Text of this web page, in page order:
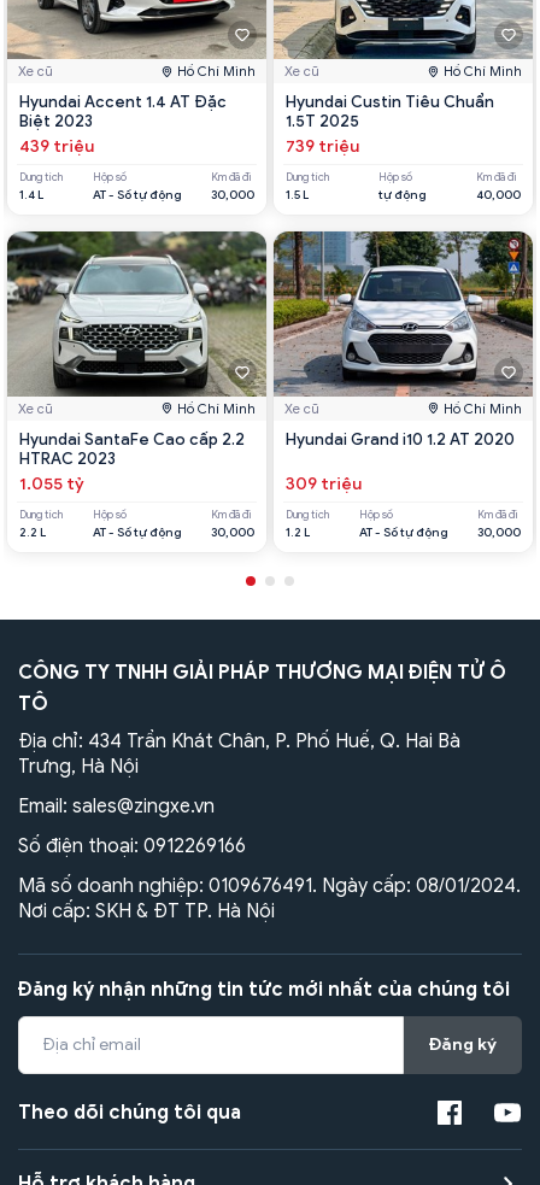
Xe cũ Hồ Chí Minh
Hyundai Accent 1.4 AT Đặc
Biệt 2023
439 triệu
Dung tích
1.4 L
Hộp số
AT - Số tự động
Km đã đi
30,000
Xe cũ Hồ Chí Minh
Hyundai SantaFe Cao cấp 2.2
HTRAC 2023
1.055 tỷ
Dung tích
2.2 L
Hộp số
AT - Số tự động
Km đã đi
30,000
Xe cũ Hồ Chí Minh
Hyundai Custin Tiêu Chuẩn
1.5T 2025
739 triệu
Dung tích
1.5 L
Hộp số
tự động
Km đã đi
40,000
Xe cũ Hồ Chí Minh
Hyundai Grand i10 1.2 AT 2020
309 triệu
Dung tích
1.2 L
Hộp số
AT - Số tự động
Km đã đi
30,000
CÔNG TY TNHH GIẢI PHÁP THƯƠNG MẠI ĐIỆN TỬ Ô
TÔ
Địa chỉ: 434 Trần Khát Chân, P. Phố Huế, Q. Hai Bà
Trưng, Hà Nội
Email: sales@zingxe.vn
Số điện thoại: 0912269166
Mã số doanh nghiệp: 0109676491. Ngày cấp: 08/01/2024.
Nơi cấp: SKH & ĐT TP. Hà Nội
Đăng ký nhận những tin tức mới nhất của chúng tôi
Đăng ký
Theo dõi chúng tôi qua